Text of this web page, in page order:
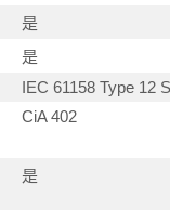
是
是
IEC 61158 Type 12
CiA 402
是